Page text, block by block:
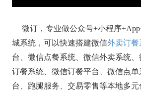
微订，专业做公众号+小程序+App
城系统，可以快速搭建微信外卖订餐
台、微信点餐系统、微信外卖系统
订餐系统、微信订餐平台、微信点
台、跑腿服务、交易零售等本地多